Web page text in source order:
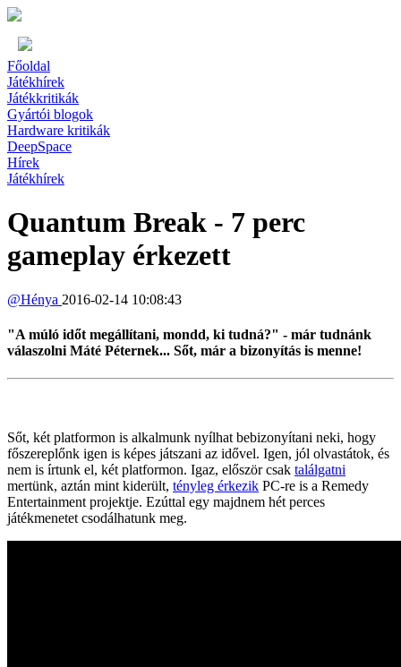
Főoldal
Játékhírek
Játékkritikák
Gyártói blogok
Hardware kritikák
DeepSpace
Hírek
Játékhírek
Quantum Break - 7 perc
gameplay érkezett
@Hénya 2016-02-14 10:08:43
"A múló időt megállítani, mondd, ki tudná?" - már tudnánk
válaszolni Máté Péternek... Sőt, már a bizonyítás is menne!
Sőt, két platformon is alkalmunk nyílhat bebizonyítani neki, hogy
főszereplőnk igen is képes játszani az idővel. Igen, jól olvastátok, és
nem is írtunk el, két platformon. Igaz, először csak találgatni
mertünk, aztán mint kiderült, tényleg érkezik PC-re is a Remedy
Entertainment projektje. Ezúttal egy majdnem hét perces
játékmenetet csodálhatunk meg.